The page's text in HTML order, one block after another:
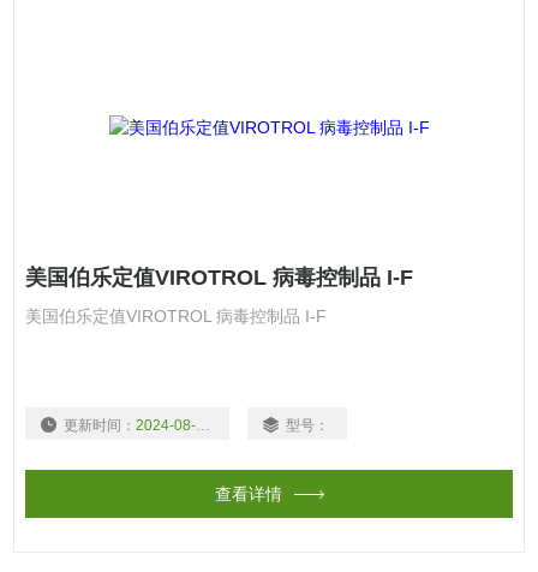
美国伯乐定值VIROTROL 病毒控制品 I-F
美国伯乐定值VIROTROL 病毒控制品 I-F
更新时间： 2024-08-19 型号：
查看详情